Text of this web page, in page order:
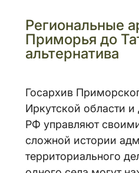
Региональные
Приморья до
альтернатива
Госархив
Иркутской области и
РФ управляют
сложной истории
территориального